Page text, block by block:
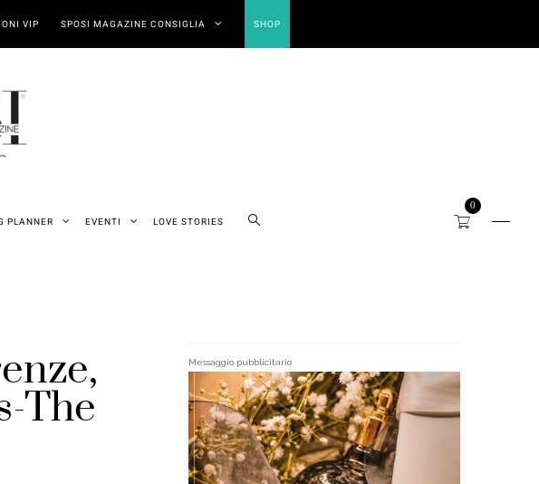
VIP SPOSI MAGAZINE CONSIGLIA SHOP
PLANNER EVENTI LOVE STORIES
0
The
Messaggio pubblicitario